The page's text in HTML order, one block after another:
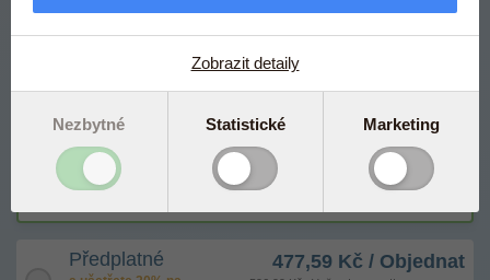
Bioaktivní NAD+ Booster
Jednorázová objednávka 596,99 Kč
Předplatné 477,59 Kč / Objednat
Zobrazit detaily
Nezbytné Statistické Marketing